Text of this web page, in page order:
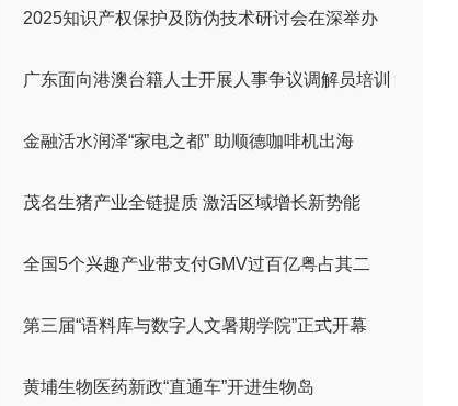
2025知识产权保护及防伪技术研讨会在深举办
广东面向港澳台籍人士开展人事争议调解员培训
金融活水润泽“家电之都” 助顺德咖啡机出海
茂名生猪产业全链提质 激活区域增长新势能
全国5个兴趣产业带支付GMV过百亿粤占其二
第三届“语料库与数字人文暑期学院”正式开幕
黄埔生物医药新政“直通车”开进生物岛